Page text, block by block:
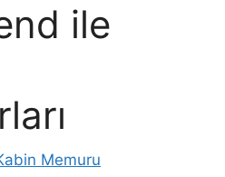
ile
Memuru